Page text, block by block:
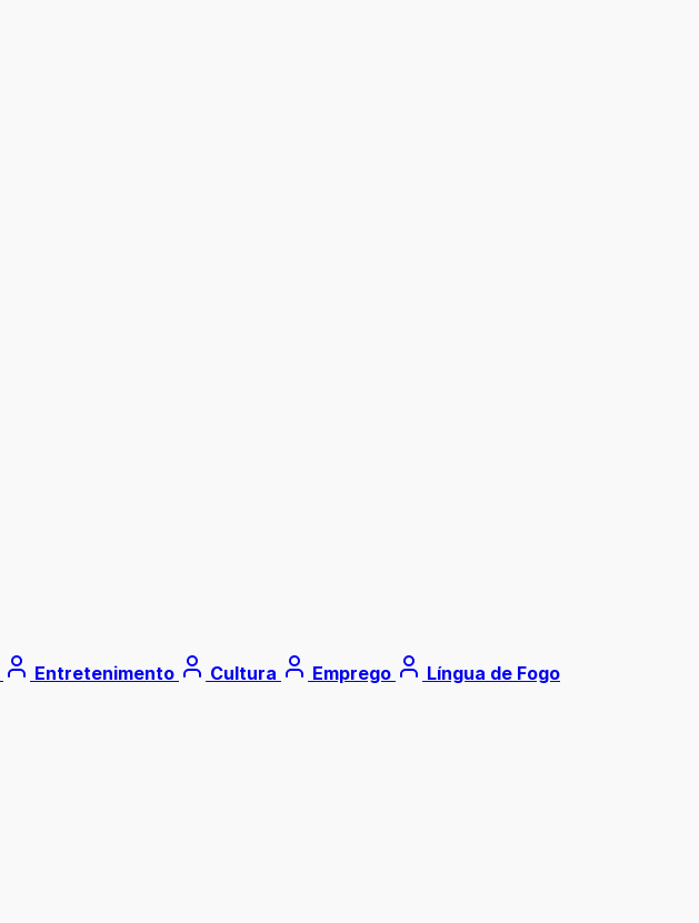
Entretenimento Cultura Emprego Língua de Fogo